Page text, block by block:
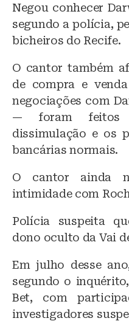
Negou conhecer
segundo a polícia,
bicheiros do Recife.
O cantor também
de compra e
negociações com
— foram feitos
dissimulação e os
bancárias normais.
O cantor ainda
intimidade com
Polícia suspeita
dono oculto da Vai
Em julho desse
segundo o
Bet, com
investigadores